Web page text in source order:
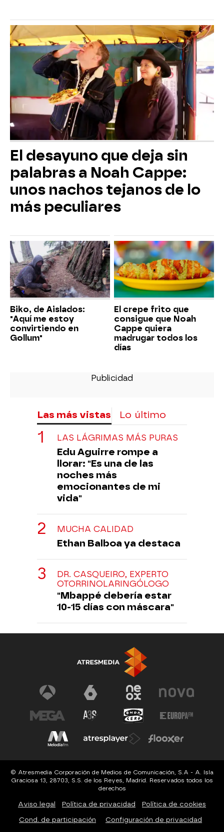
El desayuno que deja sin
palabras a Noah Cappe:
unos nachos tejanos de lo
más peculiares
Biko, de Aislados:
"Aquí me estoy
convirtiendo en
Gollum"
El crepe frito que
consigue que Noah
Cappe quiera
madrugar todos los
días
Las más vistas Lo último
LAS LÁGRIMAS MÁS PURAS
Edu Aguirre rompe a
llorar: "Es una de las
noches más
emocionantes de mi
vida"
MUCHA CALIDAD
Ethan Balboa ya destaca
DR. CASQUEIRO, EXPERTO
OTORRINOLARINGÓLOGO
"Mbappé debería estar
10-15 días con máscara"
© Atresmedia Corporación de Medios de Comunicación, S.A - A. Isla
Graciosa 13, 28703, S.S. de los Reyes, Madrid. Reservados todos los
derechos
Aviso legal Política de privacidad Política de cookies
Cond. de participación Configuración de privacidad